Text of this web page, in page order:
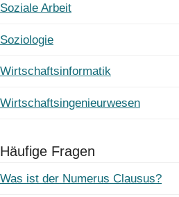
Soziale Arbeit
Soziologie
Wirtschaftsinformatik
Wirtschaftsingenieurwesen
Häufige Fragen
Was ist der Numerus Clausus?